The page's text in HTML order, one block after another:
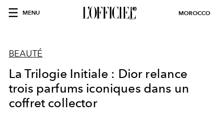
MENU MOROCCO
BEAUTÉ
La Trilogie Initiale : Dior relance
trois parfums iconiques dans un
coffret collector